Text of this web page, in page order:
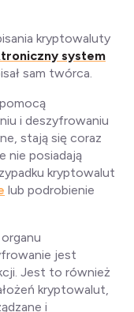
kryptowaluty
system
sam twórca.
i deszyfrowaniu
stają się coraz
nie posiadają
kryptowalut
lub podrobienie
jest
Jest to również
kryptowalut,
i